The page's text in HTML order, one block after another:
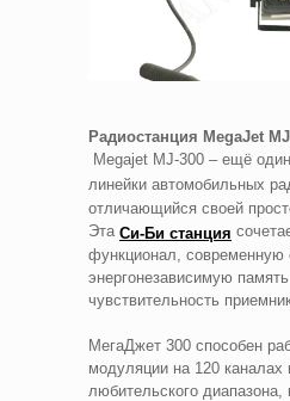
Радиостанция MegaJet
Megajet MJ-300 – ещё
линейки автомобильных
отличающийся своей
Эта Си-Би станция
функционал, современную
энергонезависимую
чувствительность
МегаДжет 300 способен
модуляции на 120 каналах
любительского диапазона,